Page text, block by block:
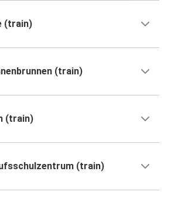
(train)
(train)
(train)
(train)